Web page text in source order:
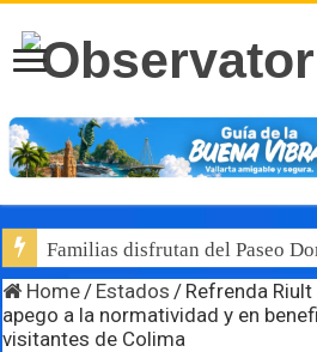
Familias disfrutan del Paseo
Home / Estados / Refrenda
apego a la normatividad y en
visitantes de Colima